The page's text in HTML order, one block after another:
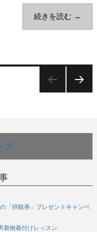
続きを読む →
プ
「拝観券」プレゼントキャンペ
着物着付けレッスン